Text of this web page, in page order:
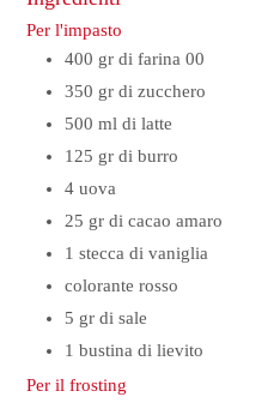
Per l'impasto
400 gr di farina 00
350 gr di zucchero
500 ml di latte
125 gr di burro
4 uova
25 gr di cacao amaro
1 stecca di vaniglia
colorante rosso
5 gr di sale
1 bustina di lievito
Per il frosting